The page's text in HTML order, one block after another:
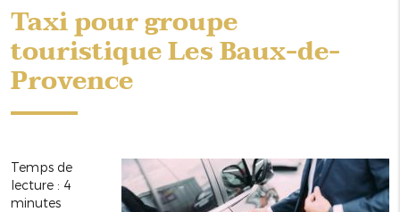
Taxi pour groupe
touristique Les Baux-de-
Provence
Temps de
lecture : 4
minutes